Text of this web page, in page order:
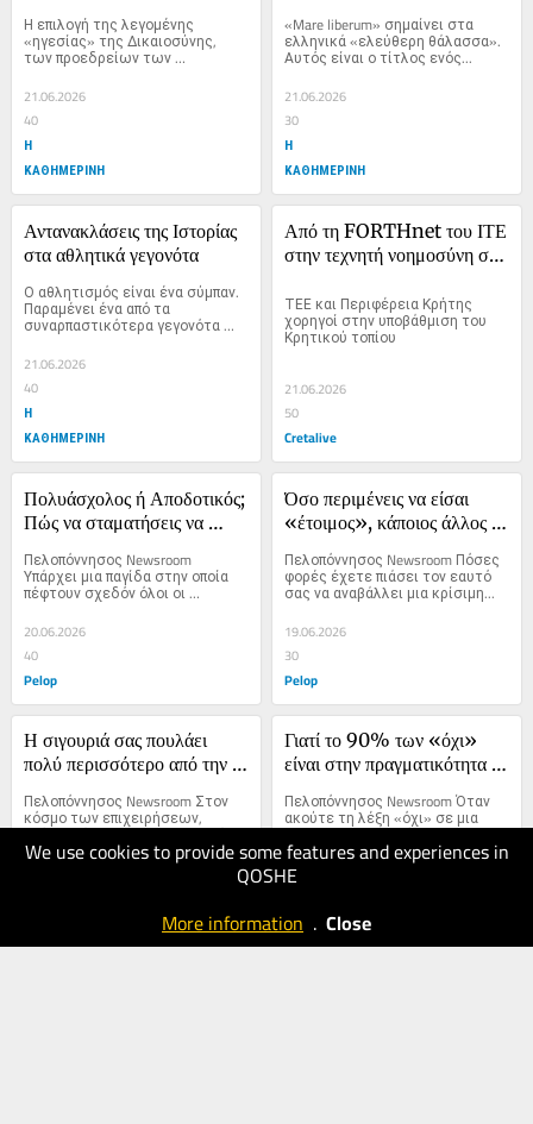
We use cookies to provide some features and experiences in
QOSHE
More information . Close
Η επιλογή της λεγομένης
«ηγεσίας» της Δικαιοσύνης,
των προεδρείων των
ανωτάτων...
21.06.2026
40
Η
ΚΑΘΗΜΕΡΙΝΗ
«Mare liberum» σημαίνει στα
ελληνικά «ελεύθερη θάλασσα».
Αυτός είναι ο τίτλος ενός...
21.06.2026
30
Η
ΚΑΘΗΜΕΡΙΝΗ
Αντανακλάσεις της Ιστορίας
στα αθλητικά γεγονότα
Ο αθλητισμός είναι ένα σύμπαν.
Παραμένει ένα από τα
συναρπαστικότερα γεγονότα
που...
21.06.2026
40
Η
ΚΑΘΗΜΕΡΙΝΗ
Από τη FORTHnet του ΙΤΕ
στην τεχνητή νοημοσύνη στη
συνέχειας
ΤΕΕ και Περιφέρεια Κρήτης
χορηγοί στην υποβάθμιση του
Κρητικού τοπίου
21.06.2026
50
Cretalive
Πολυάσχολος ή Αποδοτικός;
Πώς να σταματήσεις να
πράγματα
Πελοπόννησος Newsroom
Υπάρχει μια παγίδα στην οποία
πέφτουν σχεδόν όλοι οι
ελεύθεροι...
20.06.2026
40
Pelop
Όσο περιμένεις να είσαι
«έτοιμος», κάποιος άλλος
Πελοπόννησος Newsroom Πόσες
φορές έχετε πιάσει τον εαυτό
σας να αναβάλλει μια κρίσιμη...
19.06.2026
30
Pelop
Η σιγουριά σας πουλάει
πολύ περισσότερο από την
Πελοπόννησος Newsroom Στον
κόσμο των επιχειρήσεων,
υπάρχει ένας μύθος που επιμένει
να...
Γιατί το 90% των «όχι»
είναι στην πραγματικότητα
Πελοπόννησος Newsroom Όταν
ακούτε τη λέξη «όχι» σε μια
επαγγελματική πρόταση, ποια...
19.06.2026
Pelop